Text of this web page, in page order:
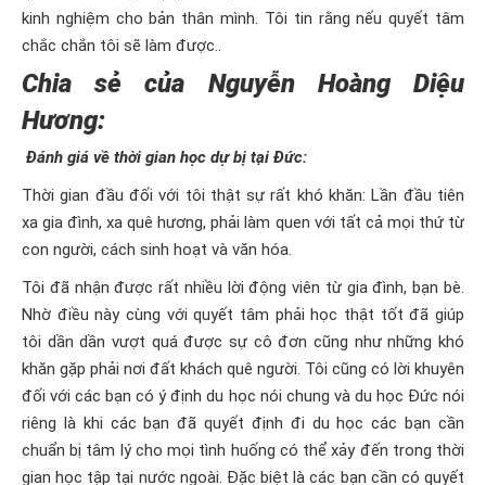
kinh nghiệm cho bản thân mình. Tôi tin rằng nếu quyết tâm
chắc chắn tôi sẽ làm được..
Chia sẻ của Nguyễn Hoàng Diệu
Hương:
Đánh giá về thời gian học dự bị tại Đức:
Thời gian đầu đối với tôi thật sự rất khó khăn: Lần đầu tiên
xa gia đình, xa quê hương, phải làm quen với tất cả mọi thứ từ
con người, cách sinh hoạt và văn hóa.
Tôi đã nhận được rất nhiều lời động viên từ gia đình, bạn bè.
Nhờ điều này cùng với quyết tâm phải học thật tốt đã giúp
tôi dần dần vượt quá được sự cô đơn cũng như những khó
khăn gặp phải nơi đất khách quê người. Tôi cũng có lời khuyên
đối với các bạn có ý định du học nói chung và du học Đức nói
riêng là khi các bạn đã quyết định đi du học các bạn cần
chuẩn bị tâm lý cho mọi tình huống có thể xảy đến trong thời
gian học tập tại nước ngoài. Đặc biệt là các bạn cần có quyết